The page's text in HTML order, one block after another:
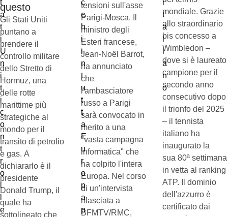
questo
Gli Stati Uniti
puntano a
prendere il
controllo militare
dello Stretto di
Hormuz, una
delle rotte
marittime più
strategiche al
mondo per il
transito di petrolio
e gas. A
dichiararlo è il
presidente
Donald Trump, il
quale ha
sottolineato che
tensioni sull'asse
Parigi-Mosca. Il
ministro degli
Esteri francese,
Jean-Noël Barrot,
ha annunciato
che
l'ambasciatore
russo a Parigi
sarà convocato in
merito a una
"vasta campagna
informatica" che
ha colpito l'intera
Europa. Nel corso
di un'intervista
rilasciata a
BFMTV/RMC,
mondiale. Grazie
allo straordinario
bis concesso a
Wimbledon –
dove si è laureato
campione per il
secondo anno
consecutivo dopo
il trionfo del 2025
– il tennista
italiano ha
inaugurato la
sua 80ª settimana
in vetta al ranking
ATP. Il dominio
dell'azzurro è
certificato dai